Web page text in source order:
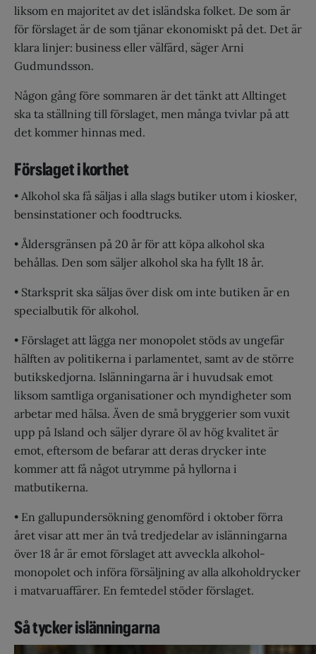
liksom en majoritet av det isländska folket. De som är
för förslaget är de som tjänar ekonomiskt på det. Det är
klara linjer: business eller välfärd, säger Arni
Gudmundsson.
Någon gång före sommaren är det tänkt att Alltinget
ska ta ställning till förslaget, men många tvivlar på att
det kommer hinnas med.
Förslaget i korthet
• Alkohol ska få säljas i alla slags butiker utom i kiosker,
bensinstationer och foodtrucks.
• Åldersgränsen på 20 år för att köpa alkohol ska
behållas. Den som säljer alkohol ska ha fyllt 18 år.
• Starksprit ska säljas över disk om inte butiken är en
specialbutik för alkohol.
• Förslaget att lägga ner monopolet stöds av ungefär
hälften av politikerna i parlamentet, samt av de större
butikskedjorna. Islänningarna är i huvudsak emot
liksom samtliga organisationer och myndigheter som
arbetar med hälsa. Även de små bryggerier som vuxit
upp på Island och säljer dyrare öl av hög kvalitet är
emot, eftersom de befarar att deras drycker inte
kommer att få något utrymme på hyllorna i
matbutikerna.
• En gallupundersökning genomförd i oktober förra
året visar att mer än två tredjedelar av islänningarna
över 18 år är emot förslaget att avveckla alkohol­
monopolet och införa försäljning av alla alkoholdrycker
i matvaruaffärer. En femtedel stöder förslaget.
Så tycker islänningarna